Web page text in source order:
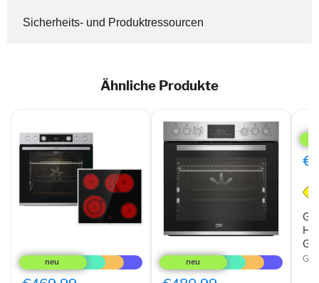
Sicherheits- und Produktressourcen
Ähnliche Produkte
EB-
Herdset-
Hi-
AeroPerfect
BBUM12322X
Einbauherd-